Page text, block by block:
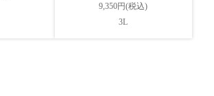
9,350円(税込)
3L